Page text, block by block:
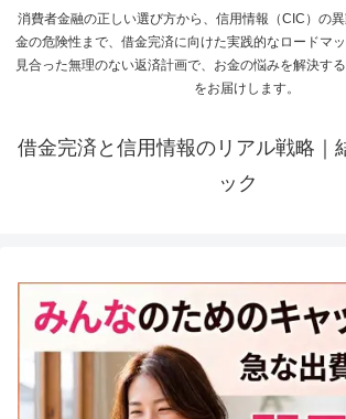
消費者金融の正しい選び方から、信用情報（CIC）の
金の危険性まで、借金完済に向けた実践的なロードマ
見合った無理のない返済計画で、お金の悩みを解決す
をお届けします。
借金完済と信用情報のリアル戦略｜
ック